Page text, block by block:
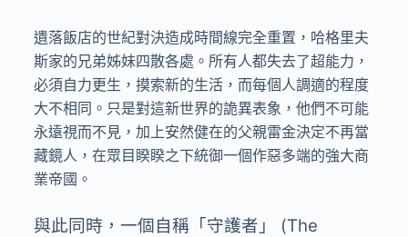
遺落飯店的世紀對決造成時間線完全重置，哈格里夫
斯家的兄弟姊妹四散各處。所有人都失去了超能力，
必須自力更生，摸索新的生活，而每個人調適的程度
大不相同。只是對這新世界的詭異表象，他們不可能
永遠視而不見，加上安然健在的父親雷金決定不再當
藏鏡人，在眾目睽睽之下統御一個作惡多端的強大商
業帝國。
與此同時，一個自稱「守護者」 (The